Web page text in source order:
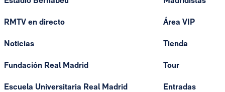
RMTV en directo
Noticias
Fundación Real Madrid
Escuela Universitaria Real Madrid
Área VIP
Tienda
Tour
Entradas